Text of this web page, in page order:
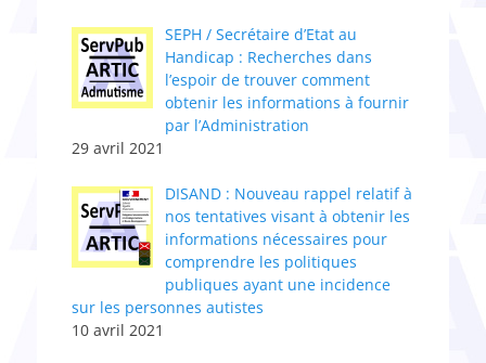
SEPH / Secrétaire d’Etat au
Handicap : Recherches dans
l’espoir de trouver comment
obtenir les informations à fournir
par l’Administration
29 avril 2021
DISAND : Nouveau rappel relatif à
nos tentatives visant à obtenir les
informations nécessaires pour
comprendre les politiques
publiques ayant une incidence
sur les personnes autistes
10 avril 2021